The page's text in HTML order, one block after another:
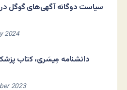
سیاست دوگانه آگهی‌های گوگل در
2024
دانشنامه مِیسَری، کتاب
2023